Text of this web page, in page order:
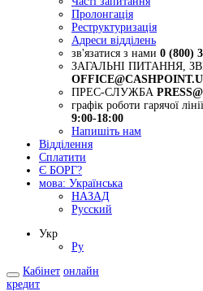
Пролонгація
Реструктуризація
Адреси відділень
зв'язатися з нами 0 (800)
ЗАГАЛЬНІ ПИТАННЯ,
ПРЕС-СЛУЖБА
графік роботи гарячої лінії
9:00-18:00
Напишіть нам
Відділення
Сплатити
Є БОРГ?
мова: Українська
НАЗАД
Русский
Укр
Ру
Кабінет онлайн
кредит